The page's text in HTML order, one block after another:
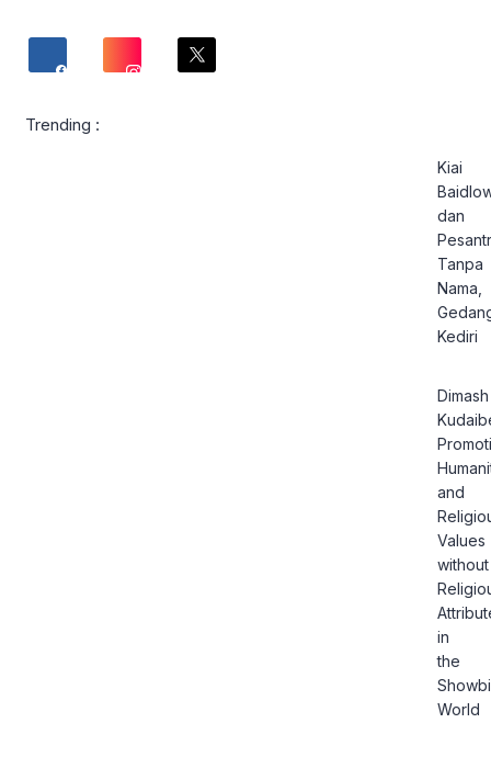
Trending :
Kiai
dan
Tanpa
Nama,
Kediri
Dimash
and
Values
without
in
the
World